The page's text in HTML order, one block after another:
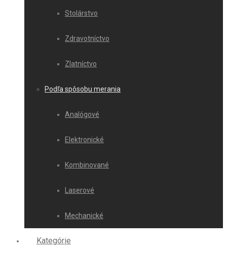
Stolárstvo
Zdravotníctvo
Zlatníctvo
Podľa spôsobu merania
Analógové
Elektronické
Kombinované
Laserové
Mechanické
Kategórie